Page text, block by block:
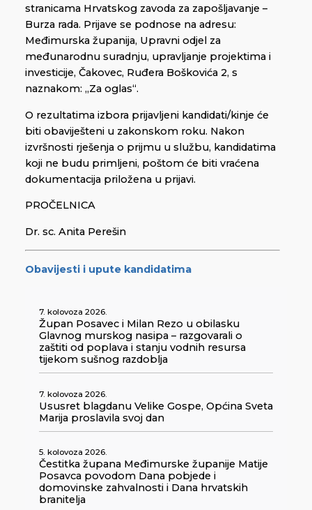
stranicama Hrvatskog zavoda za zapošljavanje –
Burza rada. Prijave se podnose na adresu:
Međimurska županija, Upravni odjel za
međunarodnu suradnju, upravljanje projektima i
investicije, Čakovec, Ruđera Boškovića 2, s
naznakom: „Za oglas“.
O rezultatima izbora prijavljeni kandidati/kinje će
biti obaviješteni u zakonskom roku. Nakon
izvršnosti rješenja o prijmu u službu, kandidatima
koji ne budu primljeni, poštom će biti vraćena
dokumentacija priložena u prijavi.
PROČELNICA
Dr. sc. Anita Perešin
Obavijesti i upute kandidatima
7. kolovoza 2026.
Župan Posavec i Milan Rezo u obilasku
Glavnog murskog nasipa – razgovarali o
zaštiti od poplava i stanju vodnih resursa
tijekom sušnog razdoblja
7. kolovoza 2026.
Ususret blagdanu Velike Gospe, Općina Sveta
Marija proslavila svoj dan
5. kolovoza 2026.
Čestitka župana Međimurske županije Matije
Posavca povodom Dana pobjede i
domovinske zahvalnosti i Dana hrvatskih
branitelja